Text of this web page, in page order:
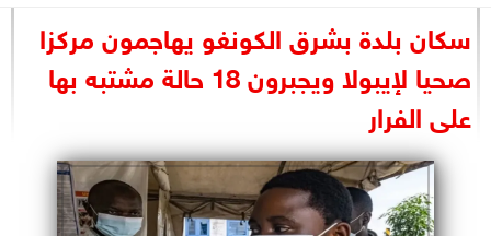
الرئاسة
البرلمان
الوزارات
الأحزاب
سكان بلدة بشرق الكونغو يهاجمون مركزا
صحيا لإيبولا ويجبرون 18 حالة مشتبه بها
على الفرار